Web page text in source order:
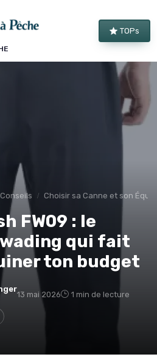
TOPs
Choisir sa Canne et son
FW09 : le
qui fait
ton budget
13 mai 2026 1 min de lecture